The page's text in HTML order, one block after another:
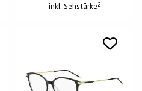
inkl. Sehstärke 2